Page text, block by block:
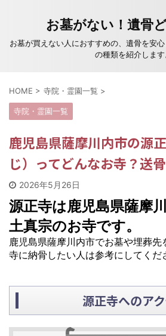
お墓がない！遺骨
お墓が買えない人におすすめの、遺骨を安
の種類を紹介します
HOME > 寺院・霊園一覧 >
寺院・霊園一覧
鹿児島県薩摩川内市の源
じ）ってどんなお寺？送
2026年5月26日
源正寺は鹿児島県薩摩
土真宗のお寺です。
鹿児島県薩摩川内市でお墓や埋葬
寺に納骨したい人は参考にしてくだ
源正寺へのア